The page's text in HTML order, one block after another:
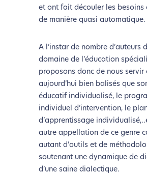
et ont fait découler les besoins
de manière quasi automatique.
A l’instar de nombre d’auteurs
domaine de l’éducation
proposons donc de nous servir
aujourd’hui bien balisés que
éducatif individualisé, le
individuel d’intervention, le
d’apprentissage
autre appellation de ce genre
autant d’outils et de
soutenant une dynamique de
d’une saine dialectique.